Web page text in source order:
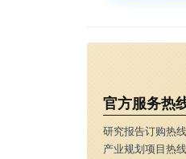
官方服务热
研究报告订购热
产业规划项目热